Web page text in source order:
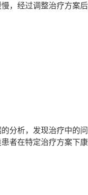
，经过调整治疗方案
分析，发现治疗中的
者在特定治疗方案下